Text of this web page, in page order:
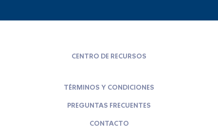
CENTRO DE RECURSOS
TÉRMINOS Y CONDICIONES
PREGUNTAS FRECUENTES
CONTACTO